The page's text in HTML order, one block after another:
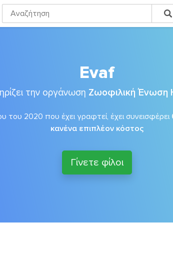
Evaf
την οργάνωση Ζωοφιλική Ένωση
του 2020 που έχει γραφτεί, έχει συνεισφέρει
κανένα επιπλέον κόστος
Γίνετε φίλοι